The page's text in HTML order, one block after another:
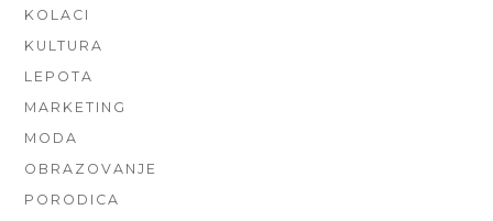
KOLACI
KULTURA
LEPOTA
MARKETING
MODA
OBRAZOVANJE
PORODICA